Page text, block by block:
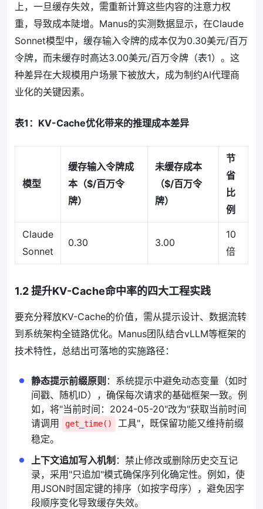
上，一旦缓存失效，需重新计算这些内容的注意力权
重，导致成本陡增。Manus的实测数据显示，在Claude
Sonnet模型中，缓存输入令牌的成本仅为0.30美元/百万
令牌，而未缓存时高达3.00美元/百万令牌（表1）。这
种差异在大规模用户场景下被放大，成为制约AI代理商
业化的关键因素。
表1：KV-Cache优化带来的推理成本差异
模型
缓存输入令牌成
本（$/百万令
牌）
未缓存成本
（$/百万令
牌）
节
省
比
例
Claude
Sonnet
0.30 3.00
10
倍
1.2 提升KV-Cache命中率的四大工程实践
要充分释放KV-Cache的价值，需从提示设计、数据流转
到系统架构全链路优化。Manus团队结合vLLM等框架的
技术特性，总结出可落地的实施路径：
静态提示前缀原则 ：系统提示中避免动态变量（如时
间戳、随机ID），确保每次请求的基础框架一致。例
如，将"当前时间：2024-05-20"改为"获取当前时间
请调用
get_time()
工具"，既保留功能又维持前缀
稳定。
上下文追加写入机制 ：禁止修改或删除历史交互记
录，采用"只追加"模式确保序列化确定性。例如，使
用JSON时固定键的排序（如按字母序），避免因字
段顺序变化导致缓存失效。